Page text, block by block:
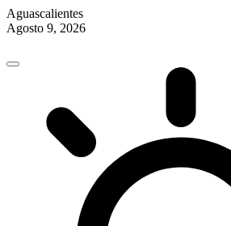
Aguascalientes
Agosto 9, 2026
content